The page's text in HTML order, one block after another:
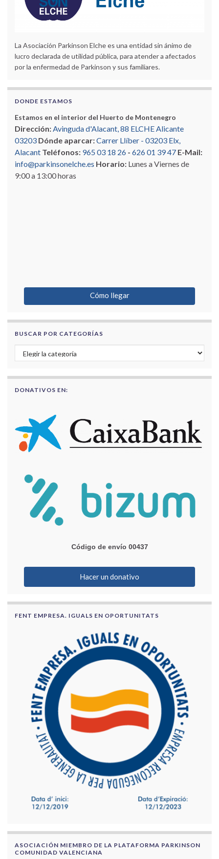
La Asociación Parkinson Elche es una entidad sin ánimo de
lucro declarada de utilidad pública, para atender a afectados
por la enfermedad de Parkinson y sus familiares.
DONDE ESTAMOS
Estamos en el interior del Huerto de Montenegro
Dirección:Avinguda d'Alacant, 88 ELCHE Alicante
03203 Dónde aparcar:Carrer Llíber - 03203 Elx,
Alacant Teléfonos: 965 03 18 26 - 626 01 39 47 E-Mail:
info@parkinsonelche.es Horario: Lunes a Viernes de
9:00 a 13:00 horas
Cómo llegar
BUSCAR POR CATEGORÍAS
Buscar por categorías
DONATIVOS EN:
Código de envío 00437
Hacer un donativo
FENT EMPRESA. IGUALS EN OPORTUNITATS
ASOCIACIÓN MIEMBRO DE LA PLATAFORMA PARKINSON
COMUNIDAD VALENCIANA